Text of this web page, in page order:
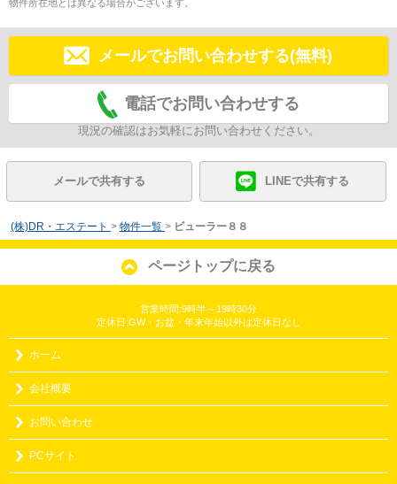
物件所在地とは異なる場合がございます。
メールでお問い合わせする(無料)
電話でお問い合わせする
現況の確認はお気軽にお問い合わせください。
メールで共有する LINEで共有する
(株)DR・エステート > 物件一覧 > ビューラー８８
ページトップに戻る
営業時間:9時半～19時30分
定休日:GW・お盆・年末年始以外は定休日なし
ホーム
会社概要
お問い合わせ
PCサイト